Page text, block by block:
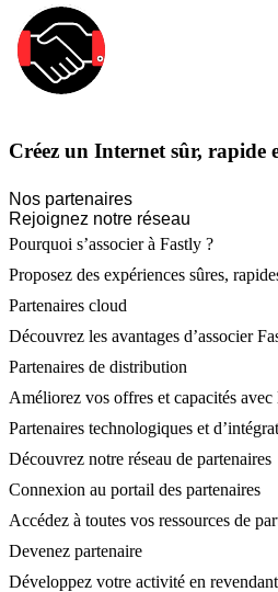
Créez un Internet sûr, rapide
Nos partenaires
Rejoignez notre réseau
Pourquoi s’associer à Fastly ?
Proposez des expériences sûres,
Partenaires cloud
Découvrez les avantages d’associer
Partenaires de distribution
Améliorez vos offres et capacités
Partenaires technologiques et
Découvrez notre réseau de partenaires
Connexion au portail des partenaires
Accédez à toutes vos ressources de
Devenez partenaire
Développez votre activité en